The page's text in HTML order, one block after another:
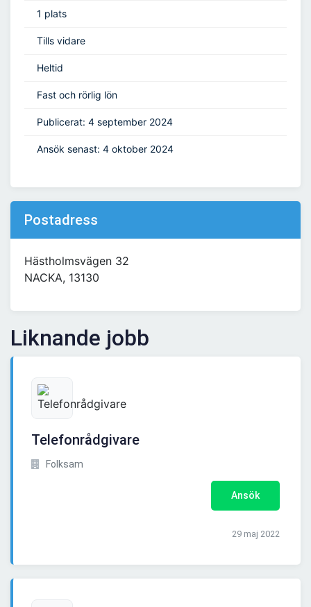
1 plats
Tills vidare
Heltid
Fast och rörlig lön
Publicerat: 4 september 2024
Ansök senast: 4 oktober 2024
Postadress
Hästholmsvägen 32
NACKA, 13130
Liknande jobb
Telefonrådgivare
Folksam
Ansök
29 maj 2022